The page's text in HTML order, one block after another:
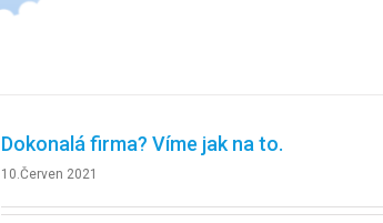
Dokonalá firma? Víme jak na to.
10.Červen 2021